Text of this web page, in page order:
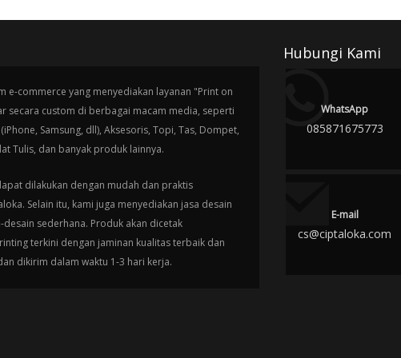
e-commerce yang menyediakan layanan "Print on
secara custom di berbagai macam media, seperti
Samsung, dll), Aksesoris, Topi, Tas, Dompet,
Tulis, dan banyak produk lainnya.
dilakukan dengan mudah dan praktis
Selain itu, kami juga menyediakan jasa desain
sederhana. Produk akan dicetak
terkini dengan jaminan kualitas terbaik dan
dikirim dalam waktu 1-3 hari kerja.
Hubungi Kami
WhatsApp
085871675773
E-mail
cs@ciptaloka.com